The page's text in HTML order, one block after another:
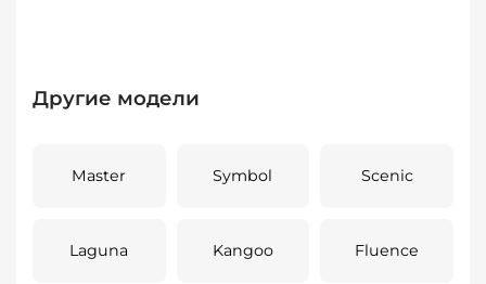
Другие модели
Master Symbol Scenic
Laguna Kangoo Fluence